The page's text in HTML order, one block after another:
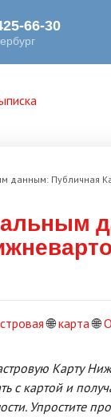
данным: Публичная
🌐карта🌐
Карту
с картой и
Упростите